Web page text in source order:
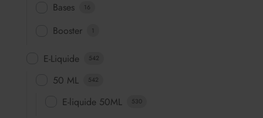
Bases 16
Booster 1
E-Liquide 542
50 ML 542
E-liquide 50ML 530